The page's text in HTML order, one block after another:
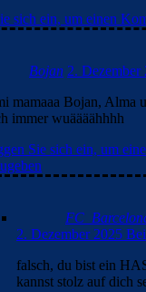
sich ein, um einen
Bojan 2. Dezember
mamaaa Bojan, Alma
immer wuäääähhhh
Sie sich ein, um
2. Dezember 2025
falsch, du bist ein
kannst stolz auf dich